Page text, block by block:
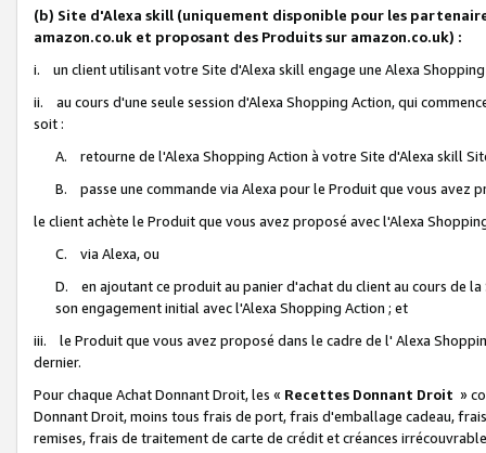
(b) Site d'Alexa skill (uniquement disponible pour les
amazon.co.uk et proposant des Produits sur amazon.co.uk) :
i. un client utilisant votre Site d'Alexa skill engage une Alexa
ii. au cours d'une seule session d'Alexa Shopping Action, qui
soit :
A. retourne de l'Alexa Shopping Action à votre Site d'Alexa skill
B. passe une commande via Alexa pour le Produit que vous avez
le client achète le Produit que vous avez proposé avec l'Alexa
C. via Alexa, ou
D. en ajoutant ce produit au panier d'achat du client au cours de
son engagement initial avec l'Alexa Shopping Action ; et
iii. le Produit que vous avez proposé dans le cadre de l' Alexa
dernier.
Pour chaque Achat Donnant Droit, les « Recettes Donnant Droit »
Donnant Droit, moins tous frais de port, frais d'emballage cadeau,
remises, frais de traitement de carte de crédit et créances